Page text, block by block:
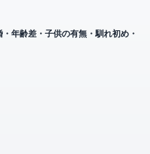
年齢差・子供の有無・馴れ初め・